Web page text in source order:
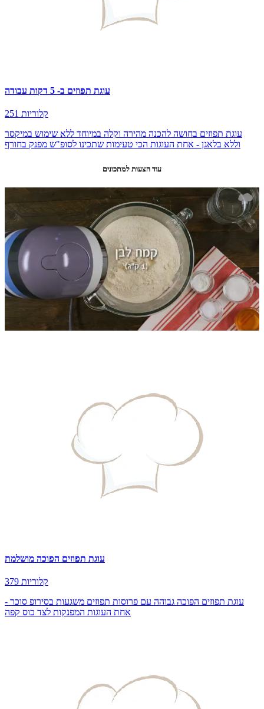
עוגת תפוזים ב- 5 דקות עבודה
251 קלוריות
עוגת תפוזים בחושה להכנה מהירה וקלה במיוחד ללא שימוש במיקסר
וללא בלאגן - אחת העוגות הכי טעימות שתכינו לסופ"ש מפנק בחורף
עוד הצעות למתכונים
עוגת תפוזים הפוכה מושלמת
379 קלוריות
עוגת תפוזים הפוכה גבוהה עם פרוסות תפוזים משגעות בסירופ סוכר -
אחת העוגות המפנקות לצד כוס קפה